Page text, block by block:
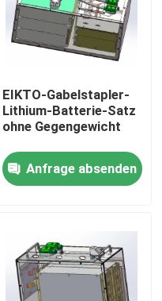
EIKTO-Gabelstapler-
Lithium-Batterie-Satz
ohne Gegengewicht
Anfrage absenden